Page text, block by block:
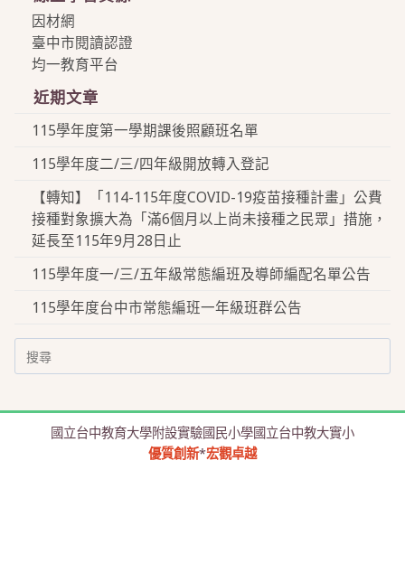
因材網
臺中市閱讀認證
均一教育平台
近期文章
115學年度第一學期課後照顧班名單
115學年度二/三/四年級開放轉入登記
【轉知】「114-115年度COVID-19疫苗接種計畫」公費
接種對象擴大為「滿6個月以上尚未接種之民眾」措施，
延長至115年9月28日止
115學年度一/三/五年級常態編班及導師編配名單公告
115學年度台中市常態編班一年級班群公告
Search
for:
國立台中教育大學附設實驗國民小學國立台中教大實小
優質創新*宏觀卓越